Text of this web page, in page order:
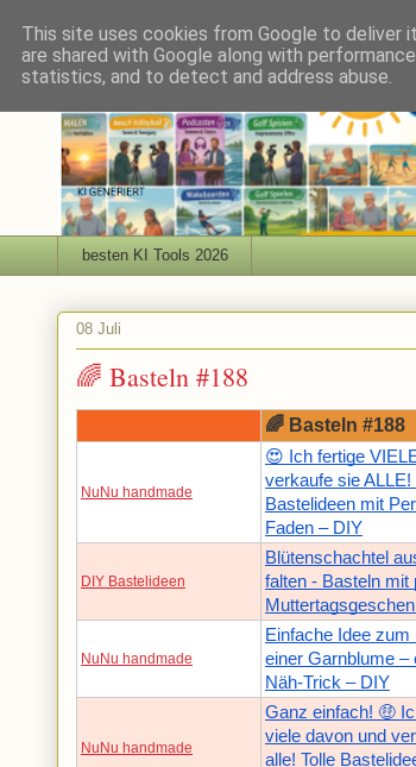
besten KI Tools 2026
08 Juli
🌈 Basteln #188
🌈 Basteln #188
NuNu handmade
😍 Ich fertige
verkaufe sie ALLE!
Bastelideen mit
Faden – DIY
DIY Bastelideen
Blütenschachtel
falten - Basteln mit
NuNu handmade
Einfache Idee zum
einer Garnblume –
Näh-Trick – DIY
NuNu handmade
Ganz einfach! 🤑
viele davon und
alle! Tolle
This site uses cookies from Google to deliver
are shared with Google along with
statistics, and to detect and address abuse.